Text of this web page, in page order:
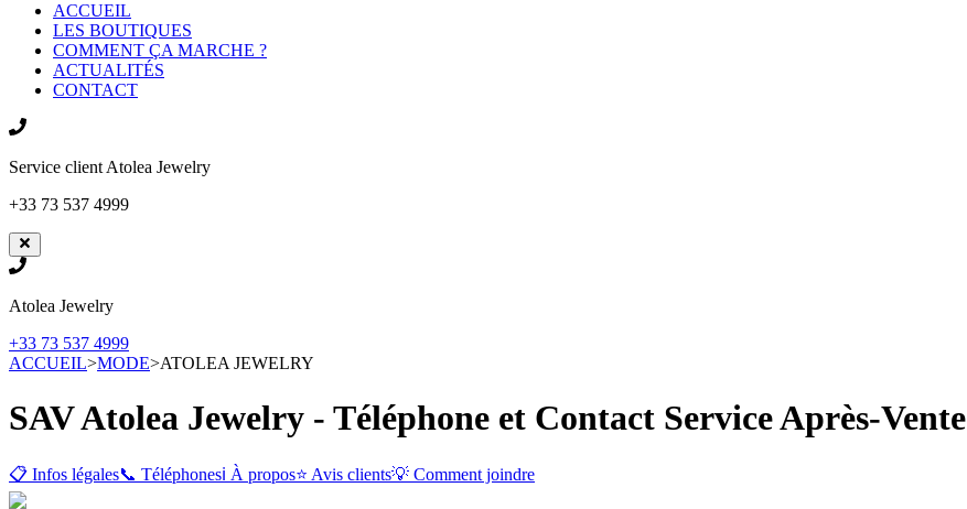
ACCUEIL
LES BOUTIQUES
COMMENT ÇA MARCHE ?
ACTUALITÉS
CONTACT
Service client Atolea Jewelry
+33 73 537 4999
Atolea Jewelry
+33 73 537 4999
ACCUEIL>MODE>ATOLEA JEWELRY
SAV Atolea Jewelry - Téléphone et Contact Service Après-Vente
📋 Infos légales📞 Téléphonesℹ️ À propos⭐ Avis clients💡 Comment joindre